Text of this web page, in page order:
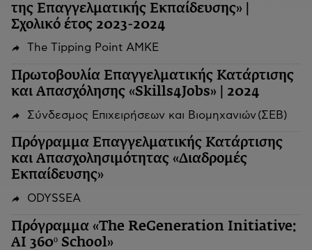
της Επαγγελματικής Εκπαίδευσης» |
Σχολικό έτος 2023-2024
The Tipping Point ΑΜΚΕ
Πρωτοβουλία Επαγγελματικής Κατάρτισης
και Απασχόλησης «Skills4Jobs» | 2024
Σύνδεσμος Επιχειρήσεων και Βιομηχανιών (ΣΕΒ)
Πρόγραμμα Επαγγελματικής Κατάρτισης
και Απασχολησιμότητας «Διαδρομές
Εκπαίδευσης»
ODYSSEA
Πρόγραμμα «The ReGeneration Initiative:
AI 360º School»